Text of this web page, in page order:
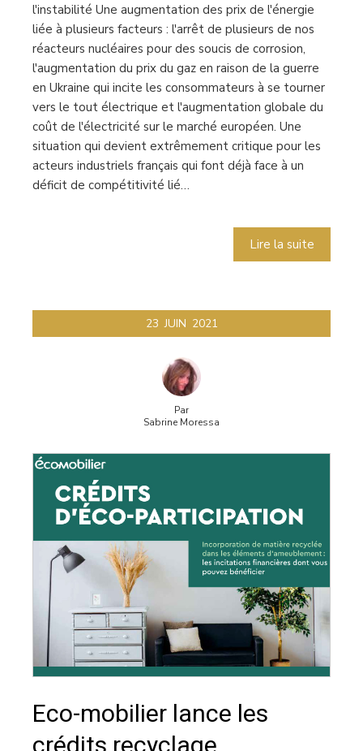
l'instabilité Une augmentation des prix de l'énergie
liée à plusieurs facteurs : l'arrêt de plusieurs de nos
réacteurs nucléaires pour des soucis de corrosion,
l'augmentation du prix du gaz en raison de la guerre
en Ukraine qui incite les consommateurs à se tourner
vers le tout électrique et l'augmentation globale du
coût de l'électricité sur le marché européen. Une
situation qui devient extrêmement critique pour les
acteurs industriels français qui font déjà face à un
déficit de compétitivité lié…
Lire la suite
23 JUIN 2021
Par
Sabrine Moressa
Eco-mobilier lance les
crédits recyclage